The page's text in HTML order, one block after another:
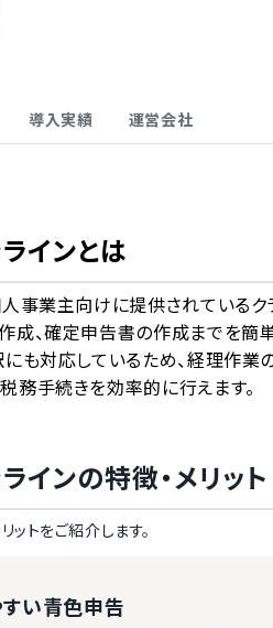
導入実績 運営会社
インとは
事業主向けに提供されている
成、確定申告書の作成までを簡
も対応しているため、経理作業
務手続きを効率的に行えます。
インの特徴・メリット
ットをご紹介します。
い青色申告